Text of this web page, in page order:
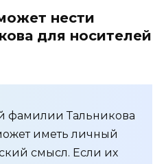
нести
для носителей
фамилии Тальникова
иметь личный
смысл. Если их